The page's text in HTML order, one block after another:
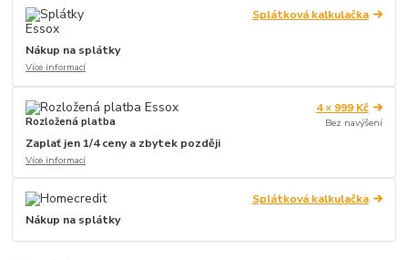
Splátková kalkulačka
Nákup na splátky
Více informací
Rozložená platba
4 × 999 Kč
Bez navýšení
Zaplať jen 1/4 ceny a zbytek později
Více informací
Splátková kalkulačka
Nákup na splátky